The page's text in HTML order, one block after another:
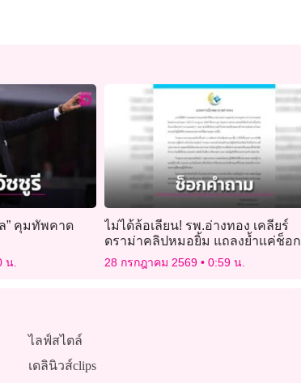
” คุมทัพคาด
น.
ไม่ได้ล้อเลียน! รพ.อ่างทอง เคลียร์
ดราม่าคลิปหมอยิ้ม แถลงย้ำแค่ช็อก
คำถามนักข่าว
28 กรกฎาคม 2569 0:59 น.
ไลฟ์สไตล์
เดลินิวส์clips